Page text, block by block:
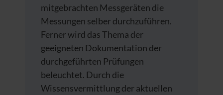
mitgebrachten Messgeräten die
Messungen selber durchzuführen.
Ferner wird das Thema der
geeigneten Dokumentation der
durchgeführten Prüfungen
beleuchtet. Durch die
Wissensvermittlung der aktuellen